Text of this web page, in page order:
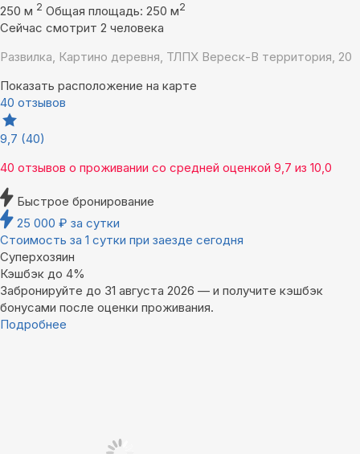
250 м 2 Общая площадь: 250 м2
Сейчас смотрит 2 человека
Развилка, Картино деревня, ТЛПХ Вереск-В территория, 20
Показать расположение на карте
40 отзывов
9,7 (40)
40 отзывов о проживании со средней оценкой 9,7 из 10,0
Быстрое бронирование
25 000 ₽ за сутки
Стоимость за 1 сутки при заезде сегодня
Суперхозяин
Кэшбэк до 4%
Забронируйте до 31 августа 2026 — и получите кэшбэк
бонусами после оценки проживания.
Подробнее